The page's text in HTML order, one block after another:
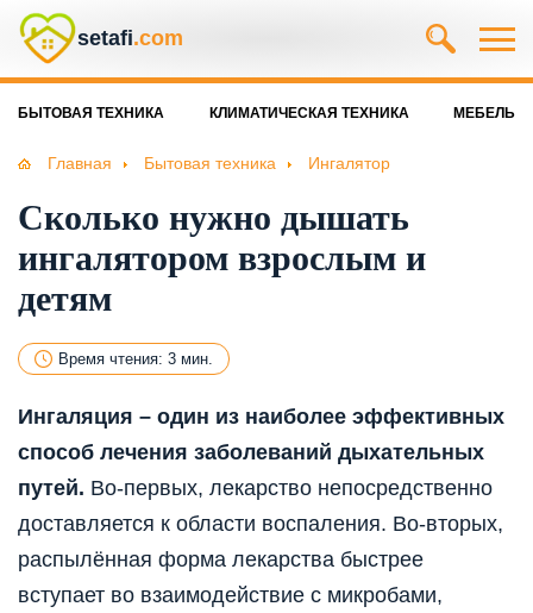
setafi.com
БЫТОВАЯ ТЕХНИКА КЛИМАТИЧЕСКАЯ ТЕХНИКА МЕБЕЛЬ
Главная Бытовая техника Ингалятор
Сколько нужно дышать
ингалятором взрослым и
детям
Время чтения: 3 мин.
Ингаляция – один из наиболее эффективных
способ лечения заболеваний дыхательных
путей. Во-первых, лекарство непосредственно
доставляется к области воспаления. Во-вторых,
распылённая форма лекарства быстрее
вступает во взаимодействие с микробами,